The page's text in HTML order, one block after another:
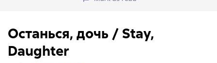
Останься, дочь / Stay,
Daughter